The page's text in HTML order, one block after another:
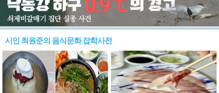
시인 최원준의 음식문화 잡학사전